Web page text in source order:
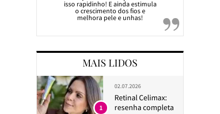
isso rapidinho! E ainda estimula
o crescimento dos fios e
melhora pele e unhas!
MAIS LIDOS
02.07.2026
Retinal Celimax:
resenha completa
1